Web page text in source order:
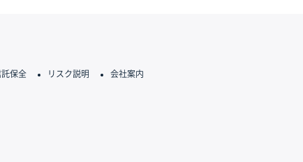
保全 リスク説明 会社案内